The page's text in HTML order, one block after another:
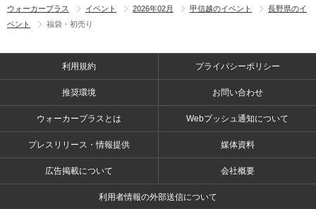
ウォーカープラス イベント 2026年02月 甲信越のイベント
長野県のイ
ベント
福袋・初売り
利用規約 プライバシーポリシー
推奨環境 お問い合わせ
ウォーカープラスとは Webプッシュ通知について
プレスリリース・情報提供 媒体資料
広告掲載について 会社概要
利用者情報の外部送信について